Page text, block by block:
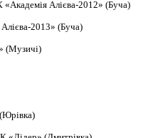
«Академія Алієва-2012» (Буча)
2013» (Буча)
(Музичі)